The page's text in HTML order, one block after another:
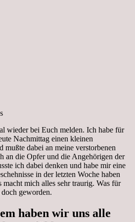
wieder bei Euch melden. Ich habe für
Nachmittag einen kleinen
mußte dabei an meine verstorbenen
an die Opfer und die Angehörigen der
ich dabei denken und habe mir eine
in der letzten Woche haben
mich alles sehr traurig. Was für
geworden.
haben wir uns alle